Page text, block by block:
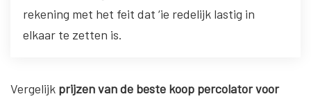
rekening met het feit dat ‘ie redelijk lastig in
elkaar te zetten is.
Vergelijk prijzen van de beste koop percolator voor